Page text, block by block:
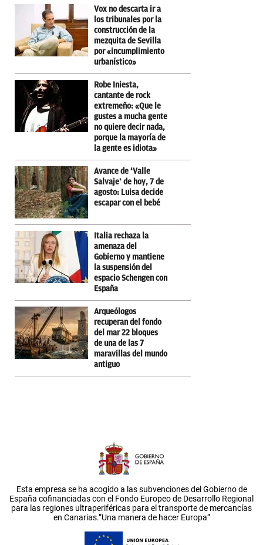
Vox no descarta ir a
los tribunales por la
construcción de la
mezquita de Sevilla
por «incumplimiento
urbanístico»
Robe Iniesta,
cantante de rock
extremeño: «Que le
gustes a mucha gente
no quiere decir nada,
porque la mayoría de
la gente es idiota»
Avance de ‘Valle
Salvaje’ de hoy, 7 de
agosto: Luisa decide
escapar con el bebé
Italia rechaza la
amenaza del
Gobierno y mantiene
la suspensión del
espacio Schengen con
España
Arqueólogos
recuperan del fondo
del mar 22 bloques
de una de las 7
maravillas del mundo
antiguo
Esta empresa se ha acogido a las subvenciones del Gobierno de
España cofinanciadas con el Fondo Europeo de Desarrollo Regional
para las regiones ultraperiféricas para el transporte de mercancías
en Canarias.”Una manera de hacer Europa”